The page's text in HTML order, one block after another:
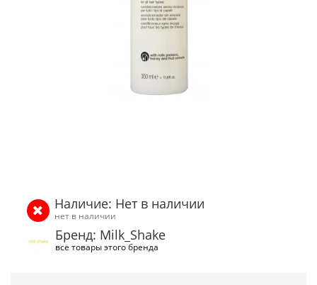
Наличие: Нет в наличии
нет в наличии
Бренд: Milk_Shake
все товары этого бренда